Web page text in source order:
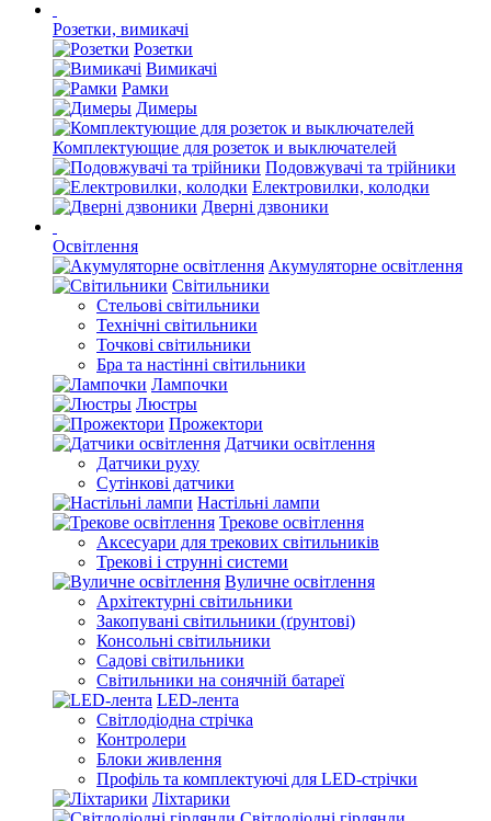
Розетки, вимикачі
Розетки
Вимикачі
Рамки
Димеры
Комплектующие для розеток и выключателей
Подовжувачі та трійники
Електровилки, колодки
Дверні дзвоники
Освітлення
Акумуляторне освітлення
Світильники
Стельові світильники
Технічні світильники
Точкові світильники
Бра та настінні світильники
Лампочки
Люстры
Прожектори
Датчики освітлення
Датчики руху
Сутінкові датчики
Настільні лампи
Трекове освітлення
Аксесуари для трекових світильників
Трекові і струнні системи
Вуличне освітлення
Архітектурні світильники
Закопувані світильники (ґрунтові)
Консольні світильники
Садові світильники
Світильники на сонячній батареї
LED-лента
Світлодіодна стрічка
Контролери
Блоки живлення
Профіль та комплектуючі для LED-стрічки
Ліхтарики